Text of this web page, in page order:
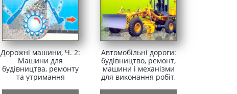
Дорожні машини, Ч. 2:
Машини для
будівництва, ремонту
та утримання
Автомобільні дороги:
будівництво, ремонт,
машини і механізми
для виконання робіт,